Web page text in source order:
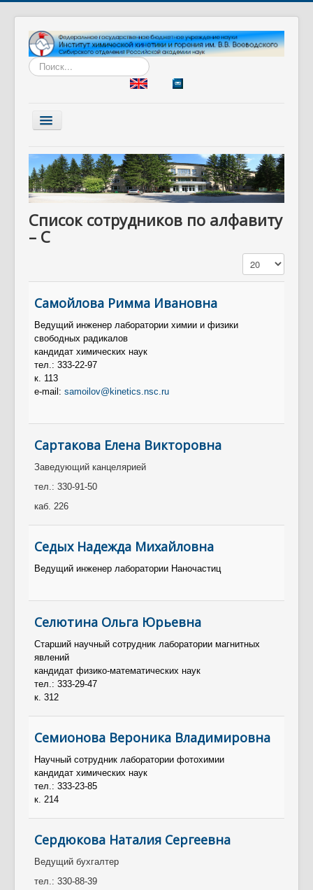
Искать...
Включить/
выключить
Главная
Институт
Наука
Образование
Диссертационный совет
Противодействие коррупции
Список сотрудников по алфавиту
– С
Кол-во строк:
Самойлова Римма Ивановна
Ведущий инженер лаборатории химии и физики
свободных радикалов
кандидат химических наук
тел.: 333-22-97
к. 113
e-mail: samoilov@kinetics.nsc.ru
Сартакова Елена Викторовна
Заведующий канцелярией
тел.: 330-91-50
каб. 226
Седых Надежда Михайловна
Ведущий инженер лаборатории Наночастиц
Селютина Ольга Юрьевна
Старший научный сотрудник лаборатории магнитных
явлений
кандидат физико-математических наук
тел.: 333-29-47
к. 312
Семионова Вероника Владимировна
Научный сотрудник лаборатории фотохимии
кандидат химических наук
тел.: 333-23-85
к. 214
Сердюкова Наталия Сергеевна
Ведущий бухгалтер
тел.: 330-88-39